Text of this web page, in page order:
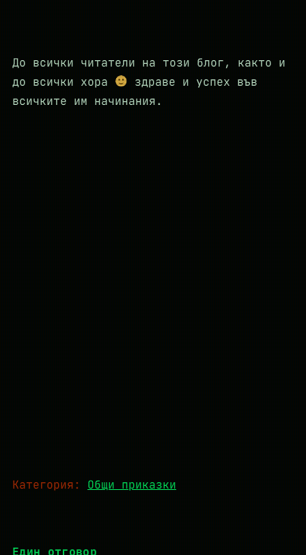
До всички читатели на този блог, както и
до всички хора
здраве и успех във
всичките им начинания.
Категория: Общи приказки
Един отговор